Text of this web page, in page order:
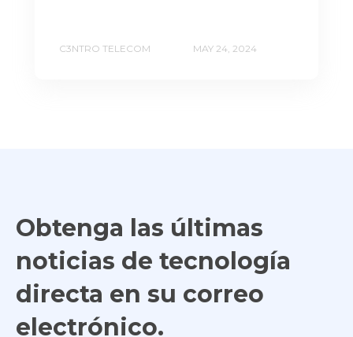
C3NTRO TELECOM MAY 24, 2024
Obtenga las últimas
noticias de tecnología
directa en su correo
electrónico.